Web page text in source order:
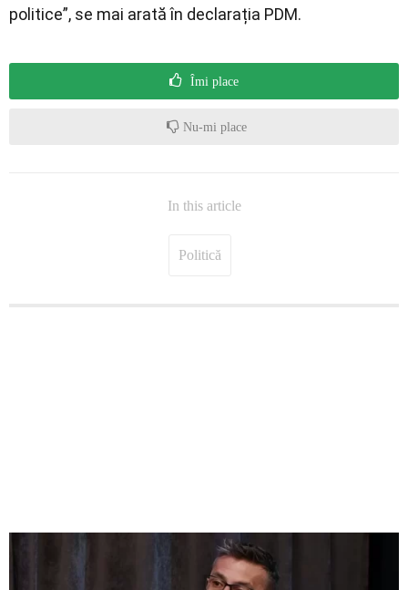
politice”, se mai arată în declarația PDM.
Îmi place
Nu-mi place
In this article
Politică